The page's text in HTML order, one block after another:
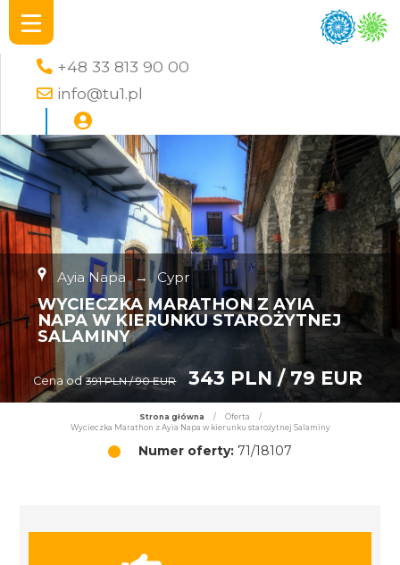
+48 33 813 90 00
info@tu1.pl
Ayia Napa → Cypr
WYCIECZKA MARATHON Z AYIA
NAPA W KIERUNKU STAROŻYTNEJ
SALAMINY
Cena od 391 PLN / 90 EUR 343 PLN / 79 EUR
Strona główna / Oferta
/
Wycieczka Marathon z Ayia Napa w kierunku starożytnej Salaminy
Numer oferty: 71/18107